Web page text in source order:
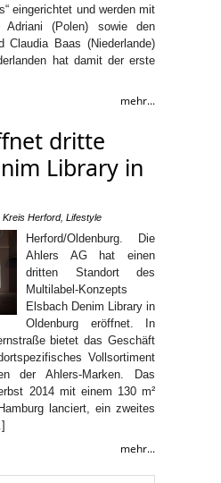
eingerichtet und werden mit
Adriani (Polen) sowie den
Claudia Baas (Niederlande)
hat damit der erste
mehr...
dritte
Library in
Kreis Herford, Lifestyle
Herford/Oldenburg. Die
Ahlers AG hat einen
dritten Standort des
Multilabel‑Konzepts
Elsbach Denim Library in
Oldenburg eröffnet. In
bietet das Geschäft
Vollsortiment
der Ahlers‑Marken. Das
2014 mit einem 130 m²
lanciert, ein zweites
mehr...